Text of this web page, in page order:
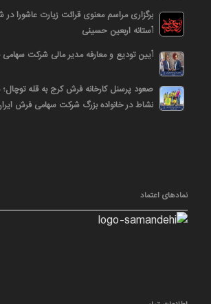
برگزاری مراسم معنوی قرائت زیارت عاشورا
آستانه اربعین حسینی
آیین تودیع و معارفه مدیر مالی شرکت سهامی
صعود پرسنل کارخانه فرش کرج به قله توچال؛
نشاط در خانواده بزرگ شرکت سهامی فرش
نمادهای اعتماد